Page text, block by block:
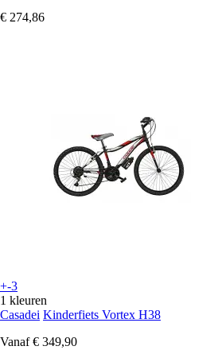
€ 274,86
+-3
1 kleuren
Casadei Kinderfiets Vortex H38
Vanaf € 349,90